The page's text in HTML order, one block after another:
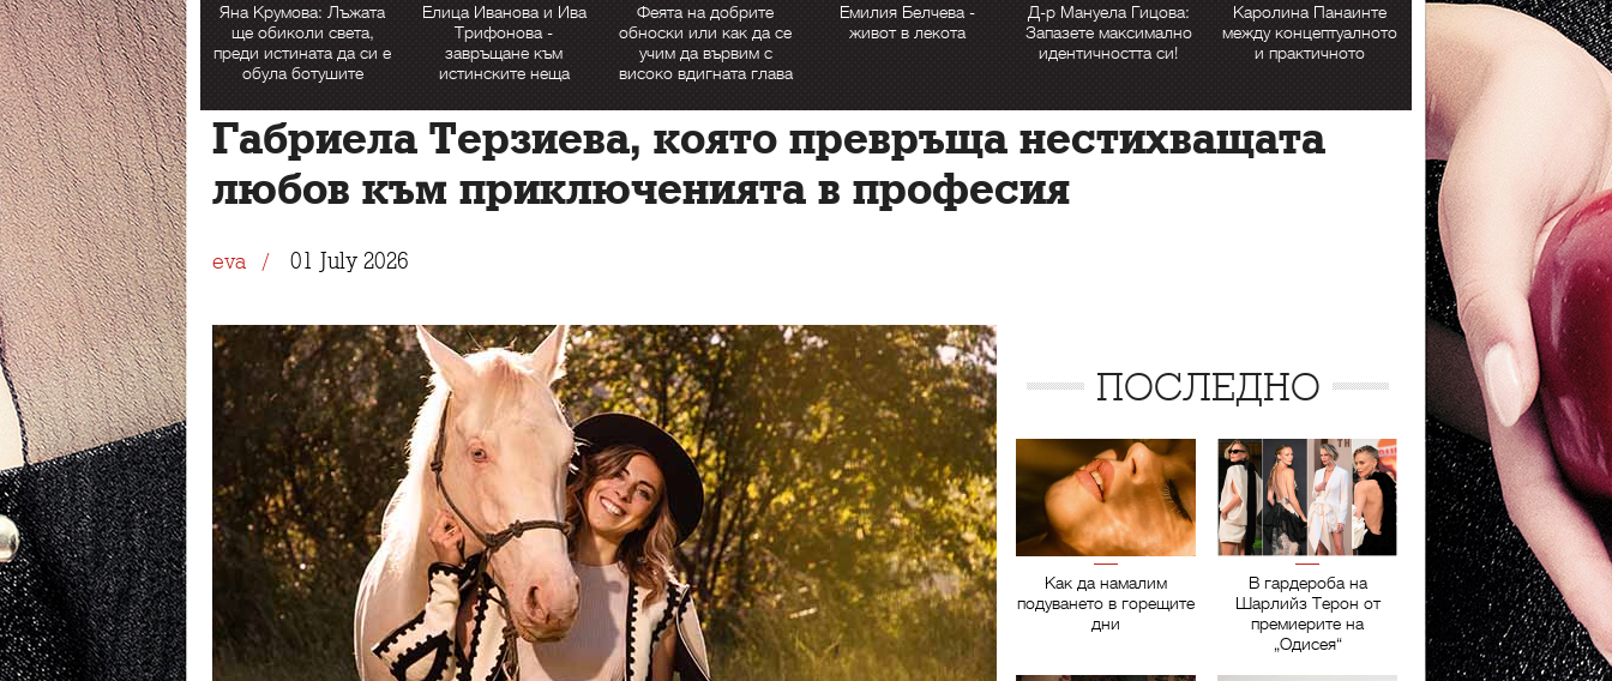
Яна Крумова: Лъжата
ще обиколи света,
преди истината да си е
обула ботушите
Елица Иванова и Ива
Трифонова -
завръщане към
истинските неща
Феята на добрите
обноски или как да се
учим да вървим с
високо вдигната глава
Емилия Белчева -
живот в лекота
Д-р Мануела Гицова:
Запазете максимално
идентичността си!
Каролина Панаинте
между концептуалното
и практичното
Габриела Терзиева, която превръща нестихващата
любов към приключенията в професия
eva 01 July 2026
ПОСЛЕДНО
Как да намалим
подуването в горещите
дни
В гардероба на
Шарлийз Терон от
премиерите на
„Одисея“